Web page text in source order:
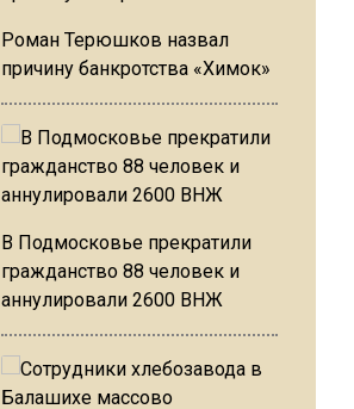
Роман Терюшков назвал
причину банкротства «Химок»
В Подмосковье прекратили
гражданство 88 человек и
аннулировали 2600 ВНЖ